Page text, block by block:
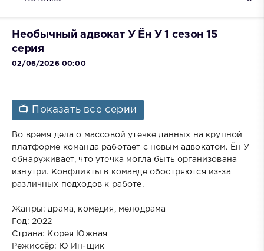
Необычный адвокат У Ён У 1 сезон 15
серия
02/06/2026 00:00
📺 Показать все серии
Во время дела о массовой утечке данных на крупной
платформе команда работает с новым адвокатом. Ён У
обнаруживает, что утечка могла быть организована
изнутри. Конфликты в команде обостряются из-за
различных подходов к работе.
Жанры: драма, комедия, мелодрама
Год: 2022
Страна: Корея Южная
Режиссёр: Ю Ин-щик